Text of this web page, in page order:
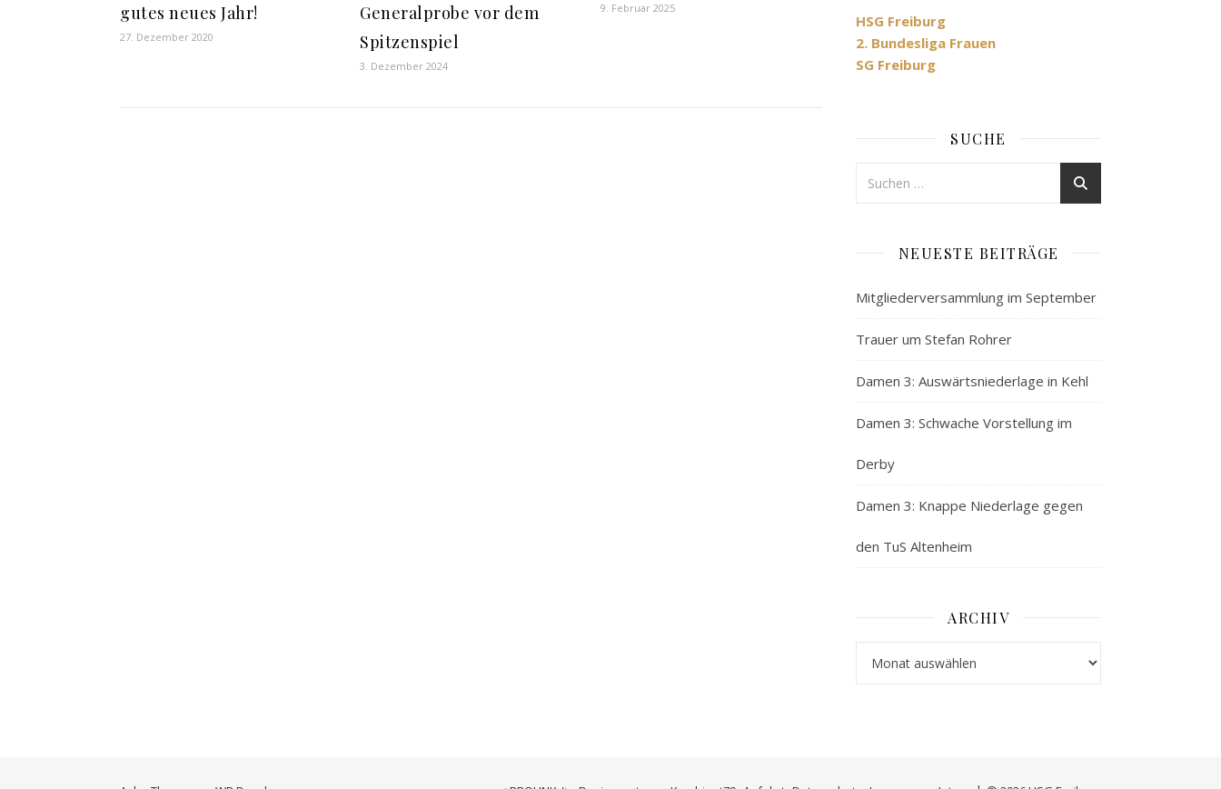
gutes neues Jahr!
27. Dezember 2020
Generalprobe vor dem
Spitzenspiel
3. Dezember 2024
9. Februar 2025
HSG Freiburg
2. Bundesliga Frauen
SG Freiburg
SUCHE
NEUESTE BEITRÄGE
Mitgliederversammlung im September
Trauer um Stefan Rohrer
Damen 3: Auswärtsniederlage in Kehl
Damen 3: Schwache Vorstellung im
Derby
Damen 3: Knappe Niederlage gegen
den TuS Altenheim
ARCHIV